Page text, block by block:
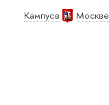
Кампус в Москве